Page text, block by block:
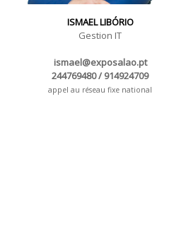
ISMAEL LIBÓRIO
Gestion IT
ismael@exposalao.pt
244769480 / 914924709
appel au réseau fixe national